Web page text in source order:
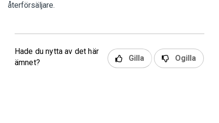
återförsäljare.
Hade du nytta av det här
ämnet?
Gilla Ogilla